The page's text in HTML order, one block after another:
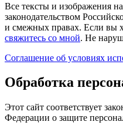
Все тексты и изображения
законодательством
и смежных правах. Если вы
свяжитесь со мной. Не
Соглашение об условиях
Обработка
Этот сайт соответствует
Федерации о защите